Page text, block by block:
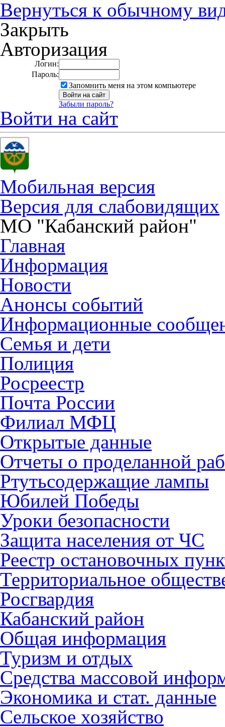
Вернуться к обычному
Закрыть
Авторизация
Логин:
Пароль:
Запомнить меня на этом компьютере
Забыли пароль?
Войти на сайт
Мобильная версия
Версия для слабовидящих
МО "Кабанский район"
Главная
Информация
Новости
Анонсы событий
Информационные
Семья и дети
Полиция
Росреестр
Почта России
Филиал МФЦ
Открытые данные
Отчеты о проделанной
Ртутьсодержащие лампы
Юбилей Победы
Уроки безопасности
Защита населения от ЧС
Реестр остановочных
Территориальное
Росгвардия
Кабанский район
Общая информация
Туризм и отдых
Средства массовой
Экономика и стат. данные
Сельское хозяйство